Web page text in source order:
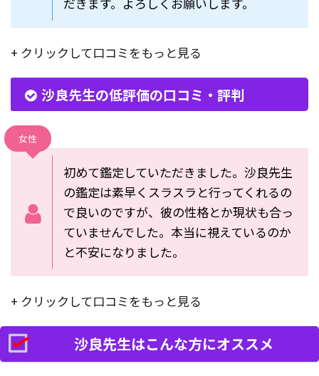
+ クリックして口コミをもっと見る
沙良先生の低評価の口コミ・評判
女性
初めて鑑定していただきました。沙良先生
の鑑定は素早くスラスラと行ってくれるの
で良いのですが、彼の性格とか現状も合っ
ていませんでした。本当に視えているのか
と不安になりました。
+ クリックして口コミをもっと見る
沙良先生はこんな方にオススメ